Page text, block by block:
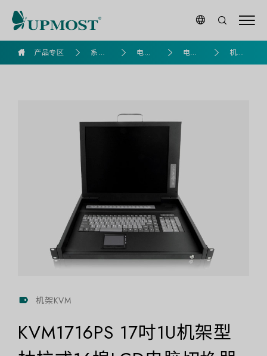
goldennet
产品专区 系列 电脑
组装
电脑K 机架K
机架KVM
KVM1716PS 17吋1U机架型